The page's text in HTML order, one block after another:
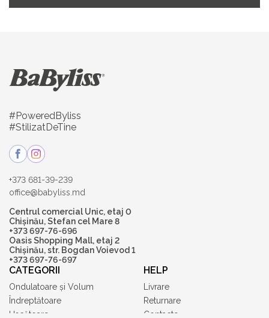
#PoweredByliss
#StilizatDeTine
+373 681-39-239
office@babyliss.md
Centrul comercial Unic, etaj 0
Chișinău, Stefan cel Mare 8
+373 697-76-696
Oasis Shopping Mall, etaj 2
Chișinău, str. Bogdan Voievod 1
+373 697-76-697
CATEGORII
Ondulatoare și Volum
Îndreptătoare
Uscătoare
HELP
Livrare
Returnare
Contacte